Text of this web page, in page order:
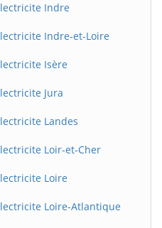
Indre
Indre-et-Loire
Isère
Jura
Landes
Loir-et-Cher
Loire
Loire-Atlantique